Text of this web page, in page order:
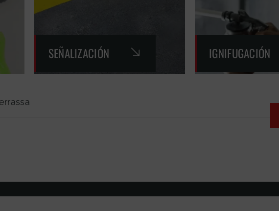
SEÑALIZACIÓN IGNIFUGACIÓN